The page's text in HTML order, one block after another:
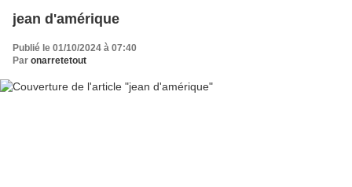
jean d'amérique
Publié le 01/10/2024 à 07:40
Par onarretetout